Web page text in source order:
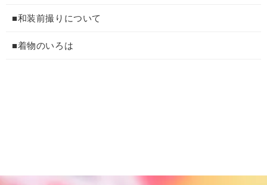
■和装前撮りについて
■着物のいろは